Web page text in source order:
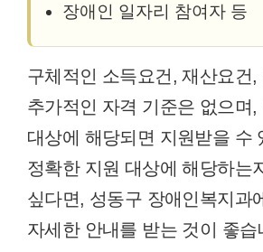
장애인 일자리 참여자 등
구체적인 소득요건, 재산요건,
추가적인 자격 기준은 없으며,
대상에 해당되면 지원받을 수
정확한 지원 대상에 해당하는
싶다면, 성동구 장애인복지과
자세한 안내를 받는 것이 좋습